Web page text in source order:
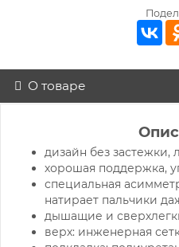
О товаре
дизайн без застежки,
хорошая поддержка,
специальная
натирает пальчики
дышащие и
верх: инженерная